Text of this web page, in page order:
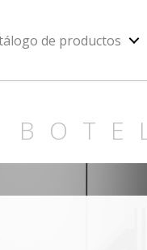
de productos